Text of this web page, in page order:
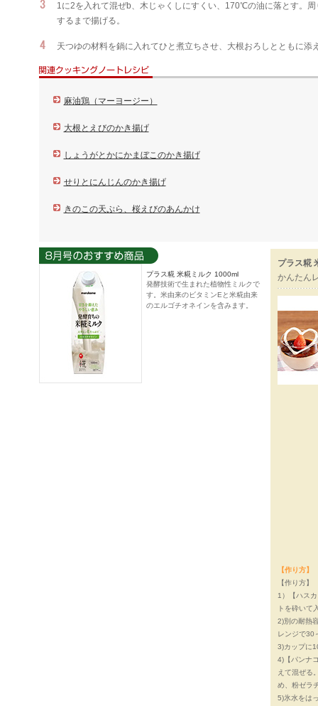
1に2を入れて混ぜb、木じゃくしにすくい、170℃の油に落とす。
するまで揚げる。
天つゆの材料を鍋に入れてひと煮立ちさせ、大根おろしとともに添
麻油鶏（マーヨージー）
大根とえびのかき揚げ
しょうがとかにかまぼこのかき揚げ
せりとにんじんのかき揚げ
きのこの天ぷら、桜えびのあんかけ
プラス糀 米糀ミルク 1000ml
発酵技術で生まれた植物性ミルクで
す。米由来のビタミンEと米糀由来
のエルゴチオネインを含みます。
プラス糀
かんたん
【作り方】
【作り方】
1）【ハス
トを砕いて
2)別の耐熱
レンジで30
3)カップに
4)【パンナ
えて混ぜる
め、粉ゼラ
5)氷水をは